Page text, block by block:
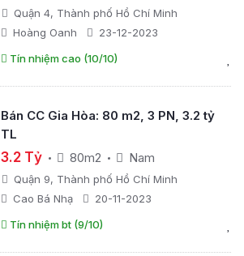
Quận 4, Thành phố Hồ Chí Minh
Hoàng Oanh
23-12-2023
Tín nhiệm cao (10/10)
Bán CC Gia Hòa: 80 m2, 3 PN, 3.2 tỷ
TL
3.2 Tỷ 80m2 Nam
Quận 9, Thành phố Hồ Chí Minh
Cao Bá Nhạ
20-11-2023
Tín nhiệm bt (9/10)